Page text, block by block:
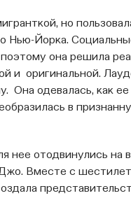
но
Нью-Йорка.
она решила
и оригинальной.
одевалась, как ее
в
отодвинулись на
Вместе с